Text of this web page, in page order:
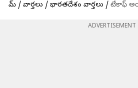
హోమ్ / వార్తలు / భారతదేశం వార్తలు / టేకాఫ్ అయిన ఎయిర్
ADVERTISEMENT